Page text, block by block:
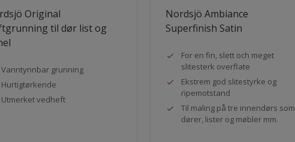
Original
til dør list og
Vanntynnbar grunning
Hurtigtørkende
Utmerket vedheft
Nordsjö Ambiance
Superfinish Satin
For en fin, slett och meget
slitesterk overflate
Ekstrem god slitestyrke og
ripemotstand
Til maling på tre innendørs som
dører, lister og møbler mm.